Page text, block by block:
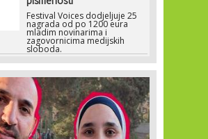
Festival Voices dodjeljuje 25
nagrada od po 1200 eura
mladim novinarima i
zagovornicima medijskih
sloboda.